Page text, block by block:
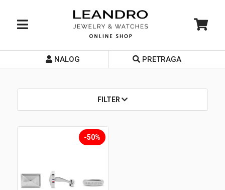
Početna
Prodavnice
Loyalty Club
NALOG PRETRAGA
FILTER
-50%